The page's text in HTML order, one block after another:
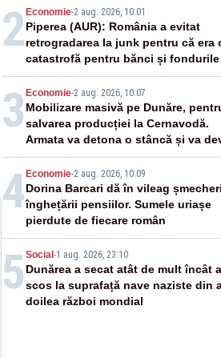
2 Economie-2 aug. 2026, 10:01
Piperea (AUR): România a evitat
retrogradarea la junk pentru că era
catastrofă pentru bănci și fondurile
pensii
3 Economie-2 aug. 2026, 10:07
Mobilizare masivă pe Dunăre,
salvarea producției la Cernavodă.
Armata va detona o stâncă și va
apa fluviului - IMAGINI AERIENE
4 Economie-2 aug. 2026, 10:09
Dorina Barcari dă în vileag
înghețării pensiilor. Sumele uriașe
pierdute de fiecare român
5 Social -1 aug. 2026, 23:10
Dunărea a secat atât de mult încât a
scos la suprafață nave naziste din
doilea război mondial